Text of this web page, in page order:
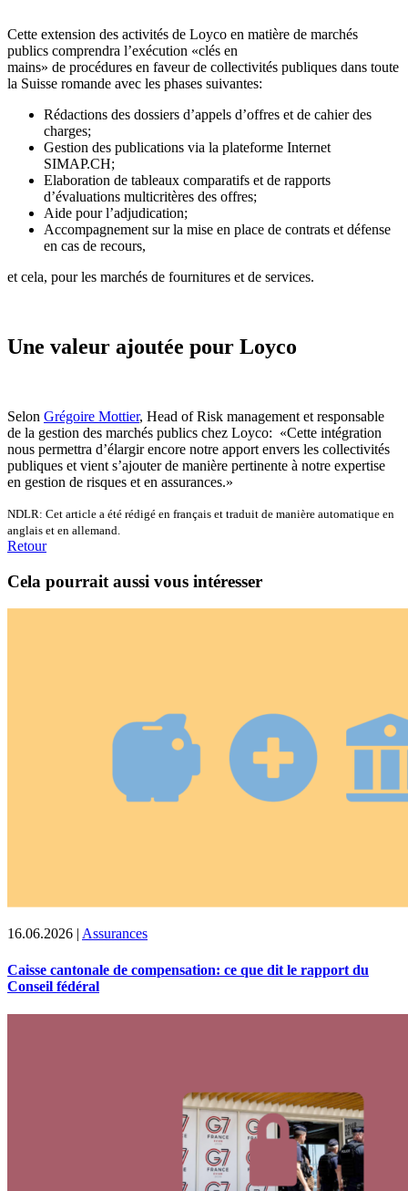
Cette extension des activités de Loyco en matière de marchés
publics comprendra l’exécution «clés en
mains» de procédures en faveur de collectivités publiques dans toute
la Suisse romande avec les phases suivantes:
Rédactions des dossiers d’appels d’offres et de cahier des
charges;
Gestion des publications via la plateforme Internet
SIMAP.CH;
Elaboration de tableaux comparatifs et de rapports
d’évaluations multicritères des offres;
Aide pour l’adjudication;
Accompagnement sur la mise en place de contrats et défense
en cas de recours,
et cela, pour les marchés de fournitures et de services.
Une valeur ajoutée pour Loyco
Selon Grégoire Mottier, Head of Risk management et responsable
de la gestion des marchés publics chez Loyco: «Cette intégration
nous permettra d’élargir encore notre apport envers les collectivités
publiques et vient s’ajouter de manière pertinente à notre expertise
en gestion de risques et en assurances.»
NDLR: Cet article a été rédigé en français et traduit de manière automatique en
anglais et en allemand.
Retour
Cela pourrait aussi vous intéresser
16.06.2026 | Assurances
Caisse cantonale de compensation: ce que dit le rapport du
Conseil fédéral